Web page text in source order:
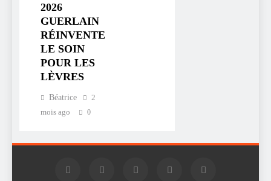
2026
GUERLAIN
RÉINVENTE
LE SOIN
POUR LES
LÈVRES
Béatrice
2
mois ago
0